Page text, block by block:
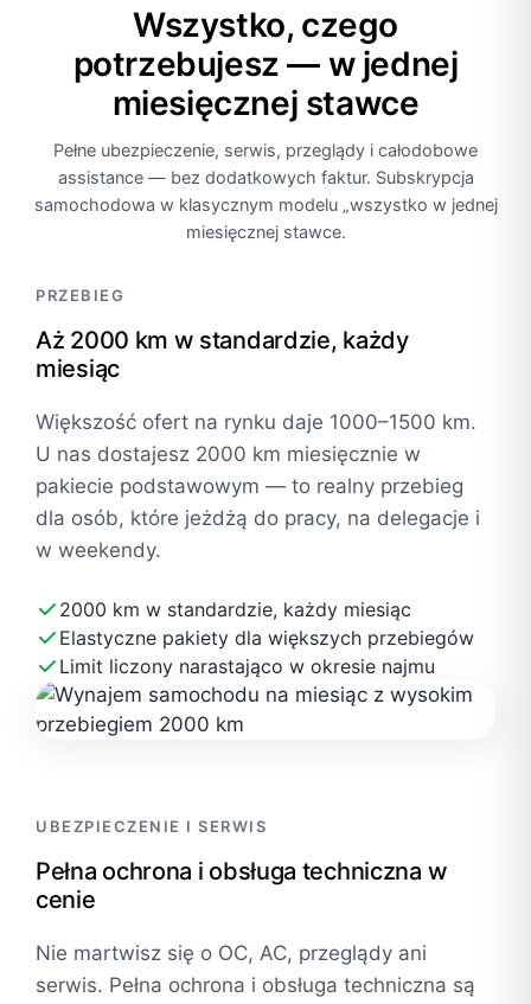
Wszystko, czego
potrzebujesz — w jednej
miesięcznej stawce
Pełne ubezpieczenie, serwis, przeglądy i całodobowe
assistance — bez dodatkowych faktur. Subskrypcja
samochodowa w klasycznym modelu „wszystko w jednej
miesięcznej stawce.
PRZEBIEG
Aż 2000 km w standardzie, każdy
miesiąc
Większość ofert na rynku daje 1000–1500 km.
U nas dostajesz 2000 km miesięcznie w
pakiecie podstawowym — to realny przebieg
dla osób, które jeżdżą do pracy, na delegacje i
w weekendy.
2000 km w standardzie, każdy miesiąc
Elastyczne pakiety dla większych przebiegów
Limit liczony narastająco w okresie najmu
UBEZPIECZENIE I SERWIS
Pełna ochrona i obsługa techniczna w
cenie
Nie martwisz się o OC, AC, przeglądy ani
serwis. Pełna ochrona i obsługa techniczna są